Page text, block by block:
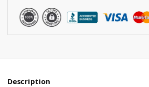
Description